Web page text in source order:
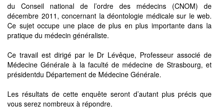
du Conseil national de l’ordre des médecins (CNOM) de
décembre 2011, concernant la déontologie médicale sur le web.
Ce sujet occupe une place de plus en plus importante dans la
pratique du médecin généraliste.
Ce travail est dirigé par le Dr Lévêque, Professeur associé de
Médecine Générale à la faculté de médecine de Strasbourg, et
présidentdu Département de Médecine Générale.
Les résultats de cette enquête seront d’autant plus précis que
vous serez nombreux à répondre.